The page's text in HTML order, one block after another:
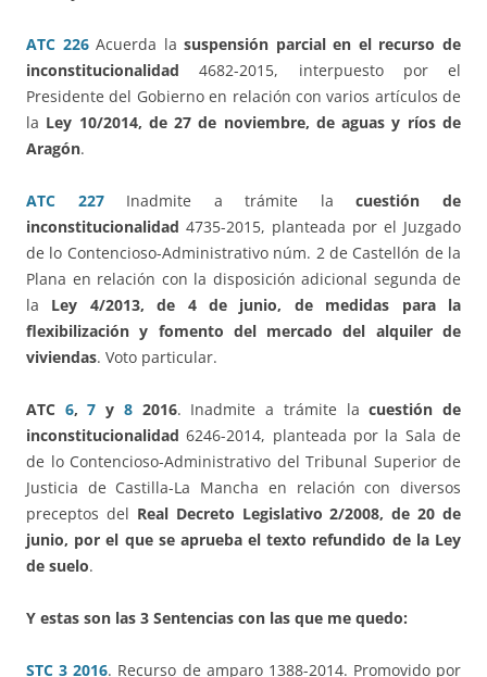
ATC 226Acuerda lasuspensión parcial en el recurso de
inconstitucionalidad 4682-2015, interpuesto por el
Presidente del Gobierno en relación con varios artículos de
la Ley 10/2014, de 27 de noviembre, de aguas y ríos de
Aragón.
ATC 227Inadmite a trámite lacuestión de
inconstitucionalidad 4735-2015, planteada por el Juzgado
de lo Contencioso-Administrativo núm. 2 de Castellón de la
Plana en relación con la disposición adicional segunda de
la Ley 4/2013, de 4 de junio, de medidas para la
flexibilización y fomento del mercado del alquiler de
viviendas. Voto particular.
ATC 6,7 y 82016. Inadmite a trámite lacuestión de
inconstitucionalidad 6246-2014, planteada por la Sala de
de lo Contencioso-Administrativo del Tribunal Superior de
Justicia de Castilla-La Mancha en relación con diversos
preceptos del Real Decreto Legislativo 2/2008, de 20 de
junio, por el que se aprueba el texto refundido de la Ley
de suelo.
Y estas son las 3 Sentencias con las que me quedo:
STC 3 2016. Recurso de amparo 1388-2014. Promovido por